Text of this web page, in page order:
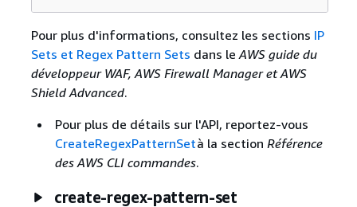
Pour plus d'informations, consultez les sections IP
Sets et Regex Pattern Sets dans leAWS guide du
développeur WAF, AWS Firewall Manager et AWS
Shield Advanced.
Pour plus de détails sur l'API, reportez-vous
CreateRegexPatternSetà la sectionRéférence
des AWS CLI commandes.
create-regex-pattern-set